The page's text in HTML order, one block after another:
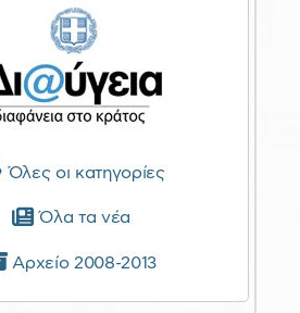
Όλες οι κατηγορίες
Όλα τα νέα
Αρχείο 2008-2013